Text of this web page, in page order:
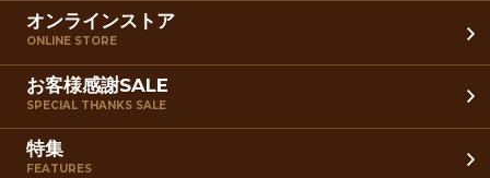
オンラインストア
ONLINE STORE
お客様感謝SALE
SPECIAL THANKS SALE
特集
FEATURES